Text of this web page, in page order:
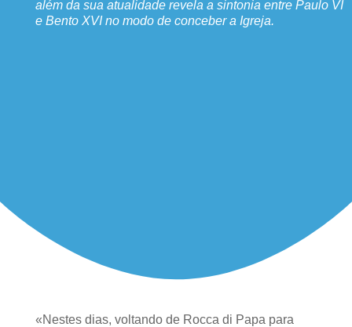
além da sua atualidade revela a sintonia entre Paulo VI
e Bento XVI no modo de conceber a Igreja.
«Nestes dias, voltando de Rocca di Papa para